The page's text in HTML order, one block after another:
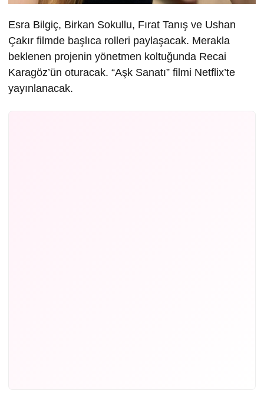
Esra Bilgiç, Birkan Sokullu, Fırat Tanış ve Ushan
Çakır filmde başlıca rolleri paylaşacak. Merakla
beklenen projenin yönetmen koltuğunda Recai
Karagöz’ün oturacak. “Aşk Sanatı” filmi Netflix’te
yayınlanacak.